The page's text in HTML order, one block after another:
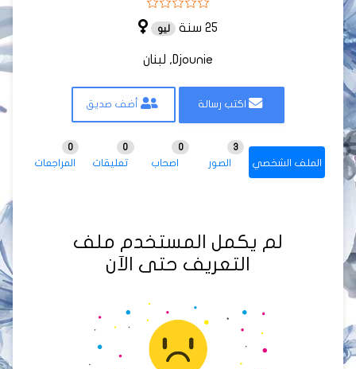
25 سنة ليو
Djounie, لبنان
اكتب رسالة أضف صديق
الملف الشخصي الصور
3
اصحاب
0
تعليقات
0
المراجعات
0
لم يكمل المستخدم ملف
التعريف حتى الآن